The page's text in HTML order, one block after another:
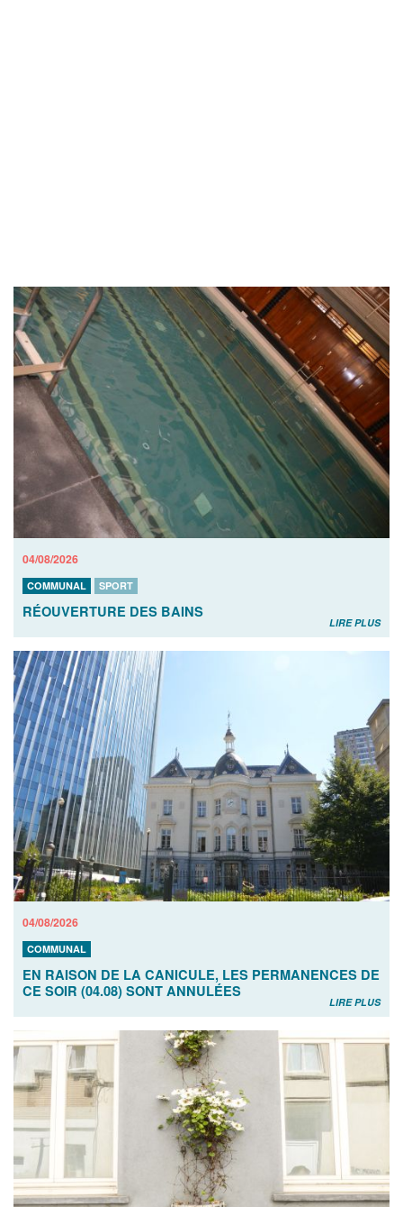
04/08/2026
COMMUNAL SPORT
RÉOUVERTURE DES BAINS
LIRE PLUS
04/08/2026
COMMUNAL
EN RAISON DE LA CANICULE, LES PERMANENCES DE
CE SOIR (04.08) SONT ANNULÉES
LIRE PLUS